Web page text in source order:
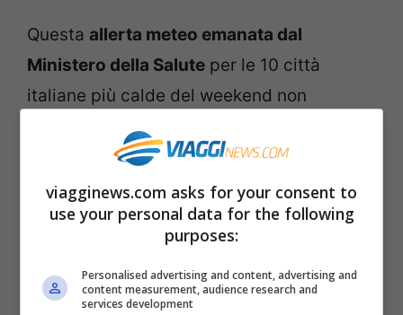
Questa allerta meteo emanata dal
Ministero della Salute per le 10 città
italiane più calde del weekend non
significa che nel resto d’Italia la situazione
sia migliore. Anzi. Ilbollino arancione
ossia l’allerta media, riguarderà altre città
come:
Ancona
Campobasso
viagginews.com asks for your consent to
use your personal data for the following
purposes:
Personalised advertising and content, advertising and
content measurement, audience research and
services development